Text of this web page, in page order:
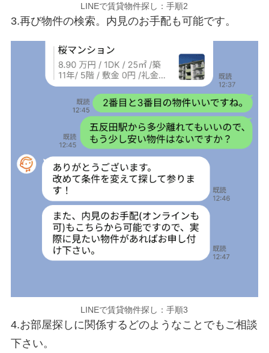
LINEで賃貸物件探し：手順2
3.再び物件の検索。内見のお手配も可能です。
LINEで賃貸物件探し：手順3
4.お部屋探しに関係するどのようなことでもご相談
下さい。